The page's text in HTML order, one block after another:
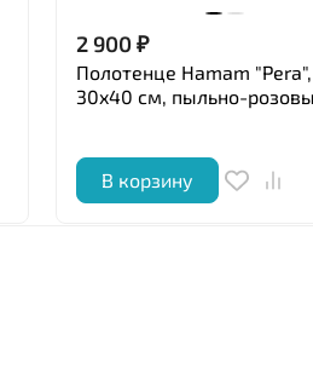
2 900₽
Полотенце Hamam "Pera",
30x40 см, пыльно-
В корзину